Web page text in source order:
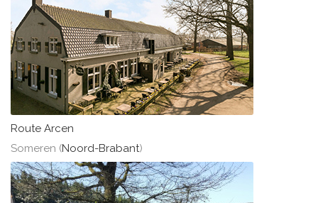
Route Arcen
Someren (Noord-Brabant)